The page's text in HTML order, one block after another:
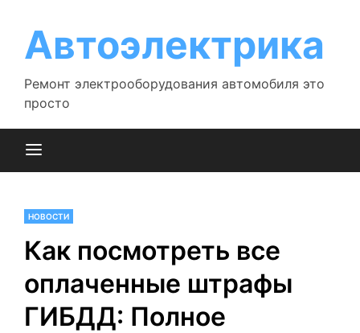
содержимому
Автоэлектрика
Ремонт электрооборудования автомобиля это
просто
НОВОСТИ
Как посмотреть все
оплаченные штрафы
ГИБДД: Полное